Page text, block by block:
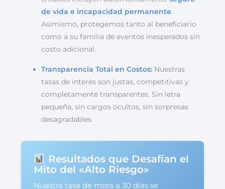
de vida e incapacidad permanente.
Asimismo, protegemos tanto al beneficiario
como a su familia de eventos inesperados sin
costo adicional.
Transparencia Total en Costos:Nuestras
tasas de interés son justas, competitivas y
completamente transparentes. Sin letra
pequeña, sin cargos ocultos, sin sorpresas
desagradables.
Resultados que Desafían el
Mito del «Alto Riesgo»
Nuestra tasa de mora a 30 días se